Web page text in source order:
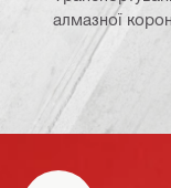
алмазної